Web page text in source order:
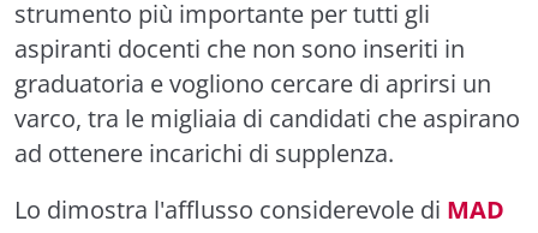
strumento più importante per tutti gli
aspiranti docenti che non sono inseriti in
graduatoria e vogliono cercare di aprirsi un
varco, tra le migliaia di candidati che aspirano
ad ottenere incarichi di supplenza.
Lo dimostra l'afflusso considerevole di MAD